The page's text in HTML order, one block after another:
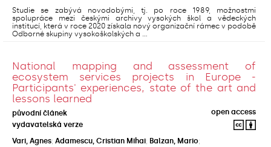
Studie se zabývá novodobými, tj. po roce 1989, možnostmi
spolupráce mezi českými archivy vysokých škol a vědeckých
institucí, která v roce 2020 získala nový organizační rámec v podobě
Odborné skupiny vysokoškolských a ...
National mapping and assessment of
ecosystem services projects in Europe -
Participants' experiences, state of the art and
lessons learned
původní článek
open access
vydavatelská verze
Vari, Agnes; Adamescu, Cristian Mihai; Balzan, Mario;